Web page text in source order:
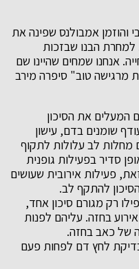
והוזמן אמבולנס שפינה את
למחרת הבנו שבזכות
אנחנו שמחים שהיינו שם
מרגישה טוב" סיפרה מירב
המעלים את הסיכון
שומנים בדם, עישון
מחלות לב עלולות לתקוף
סדיר בפעילות גופנית
פעילות אירובית שעושים
רק מגורם סיכון אחד,
בחזה. עליהם לפנות
של כאב בחזה.
לעבור בדיקת לחץ דם לפחות פעם